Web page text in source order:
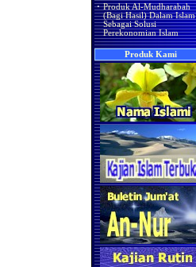
· Produk Al-Mudharabah
(Bagi Hasil) Dalam Islam
Sebagai Solusi
Perekonomian Islam
Produk Kami